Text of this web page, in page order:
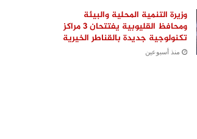
وزيرة التنمية المحلية والبيئة
ومحافظ القليوبية يفتتحان 3 مراكز
تكنولوجية جديدة بالقناطر الخيرية
منذ أسبوعين